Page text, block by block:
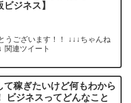
ビジネス】
うございます！！ ↓↓↓ちゃんね
関連ツイート
て稼ぎたいけど何もわから
ビジネスってどんなこと